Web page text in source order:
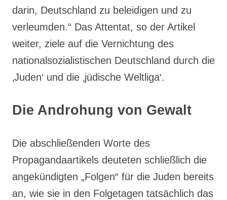
darin, Deutschland zu beleidigen und zu
verleumden.“ Das Attentat, so der Artikel
weiter, ziele auf die Vernichtung des
nationalsozialistischen Deutschland durch die
‚Juden‘ und die ‚jüdische Weltliga‘.
Die Androhung von Gewalt
Die abschließenden Worte des
Propagandaartikels deuteten schließlich die
angekündigten „Folgen“ für die Juden bereits
an, wie sie in den Folgetagen tatsächlich das